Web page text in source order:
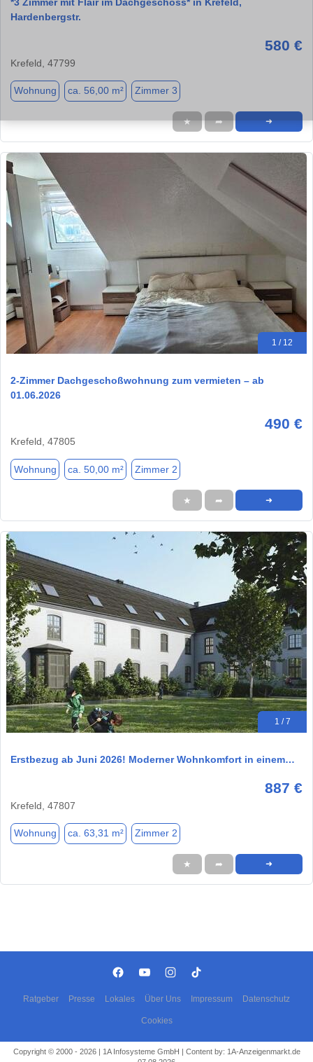
Hardenbergstr.
580 €
Krefeld, 47799
Wohnung ca. 56,00 m² Zimmer 3
★ ➦ ➜
1 / 12
2-Zimmer Dachgeschoßwohnung zum vermieten – ab
01.06.2026
490 €
Krefeld, 47805
Wohnung ca. 50,00 m² Zimmer 2
★ ➦ ➜
1 / 7
Erstbezug ab Juni 2026! Moderner Wohnkomfort in einem…
887 €
Krefeld, 47807
Wohnung ca. 63,31 m² Zimmer 2
★ ➦ ➜
Ratgeber Presse Lokales Über Uns Impressum Datenschutz
Cookies
Copyright © 2000 - 2026 | 1A Infosysteme GmbH | Content by: 1A-Anzeigenmarkt.de